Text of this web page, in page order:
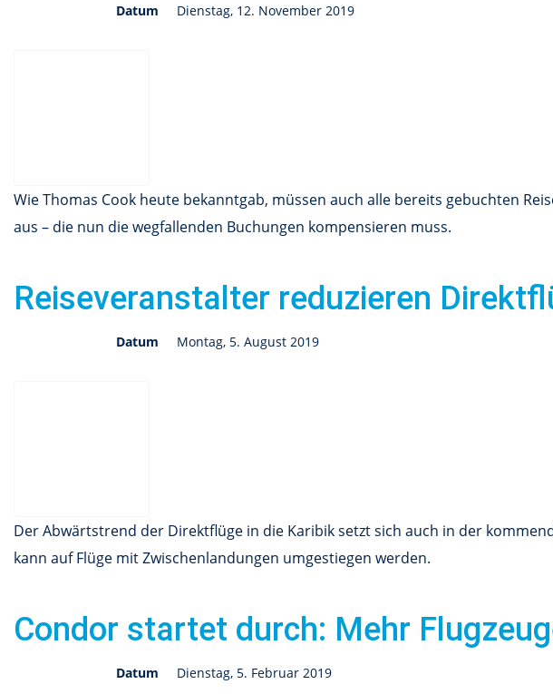
Datum Dienstag, 12. November 2019
Wie Thomas Cook heute bekanntgab, müssen auch alle bereits gebuchten
aus – die nun die wegfallenden Buchungen kompensieren muss.
Reiseveranstalter reduzieren
Datum Montag, 5. August 2019
Der Abwärtstrend der Direktflüge in die Karibik setzt sich auch in der
kann auf Flüge mit Zwischenlandungen umgestiegen werden.
Condor startet durch: Mehr
Datum Dienstag, 5. Februar 2019